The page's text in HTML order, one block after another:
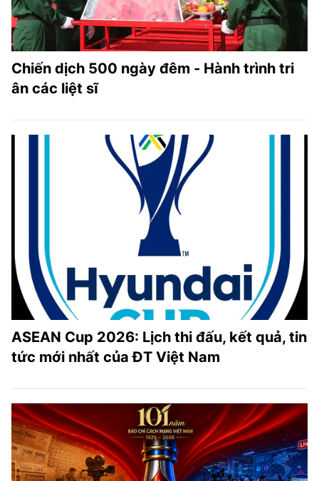
Chiến dịch 500 ngày đêm - Hành trình tri
ân các liệt sĩ
ASEAN Cup 2026: Lịch thi đấu, kết quả, tin
tức mới nhất của ĐT Việt Nam